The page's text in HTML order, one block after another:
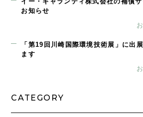
お知らせ
「第19回川崎国際環境技術展」に出
ます
CATEGORY